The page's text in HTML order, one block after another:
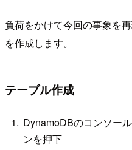
負荷をかけて今回の事象を
を作成します。
テーブル作成
DynamoDBのコンソー
ンを押下